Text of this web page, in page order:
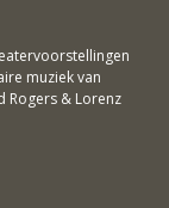
muziek van
Rogers & Lorenz